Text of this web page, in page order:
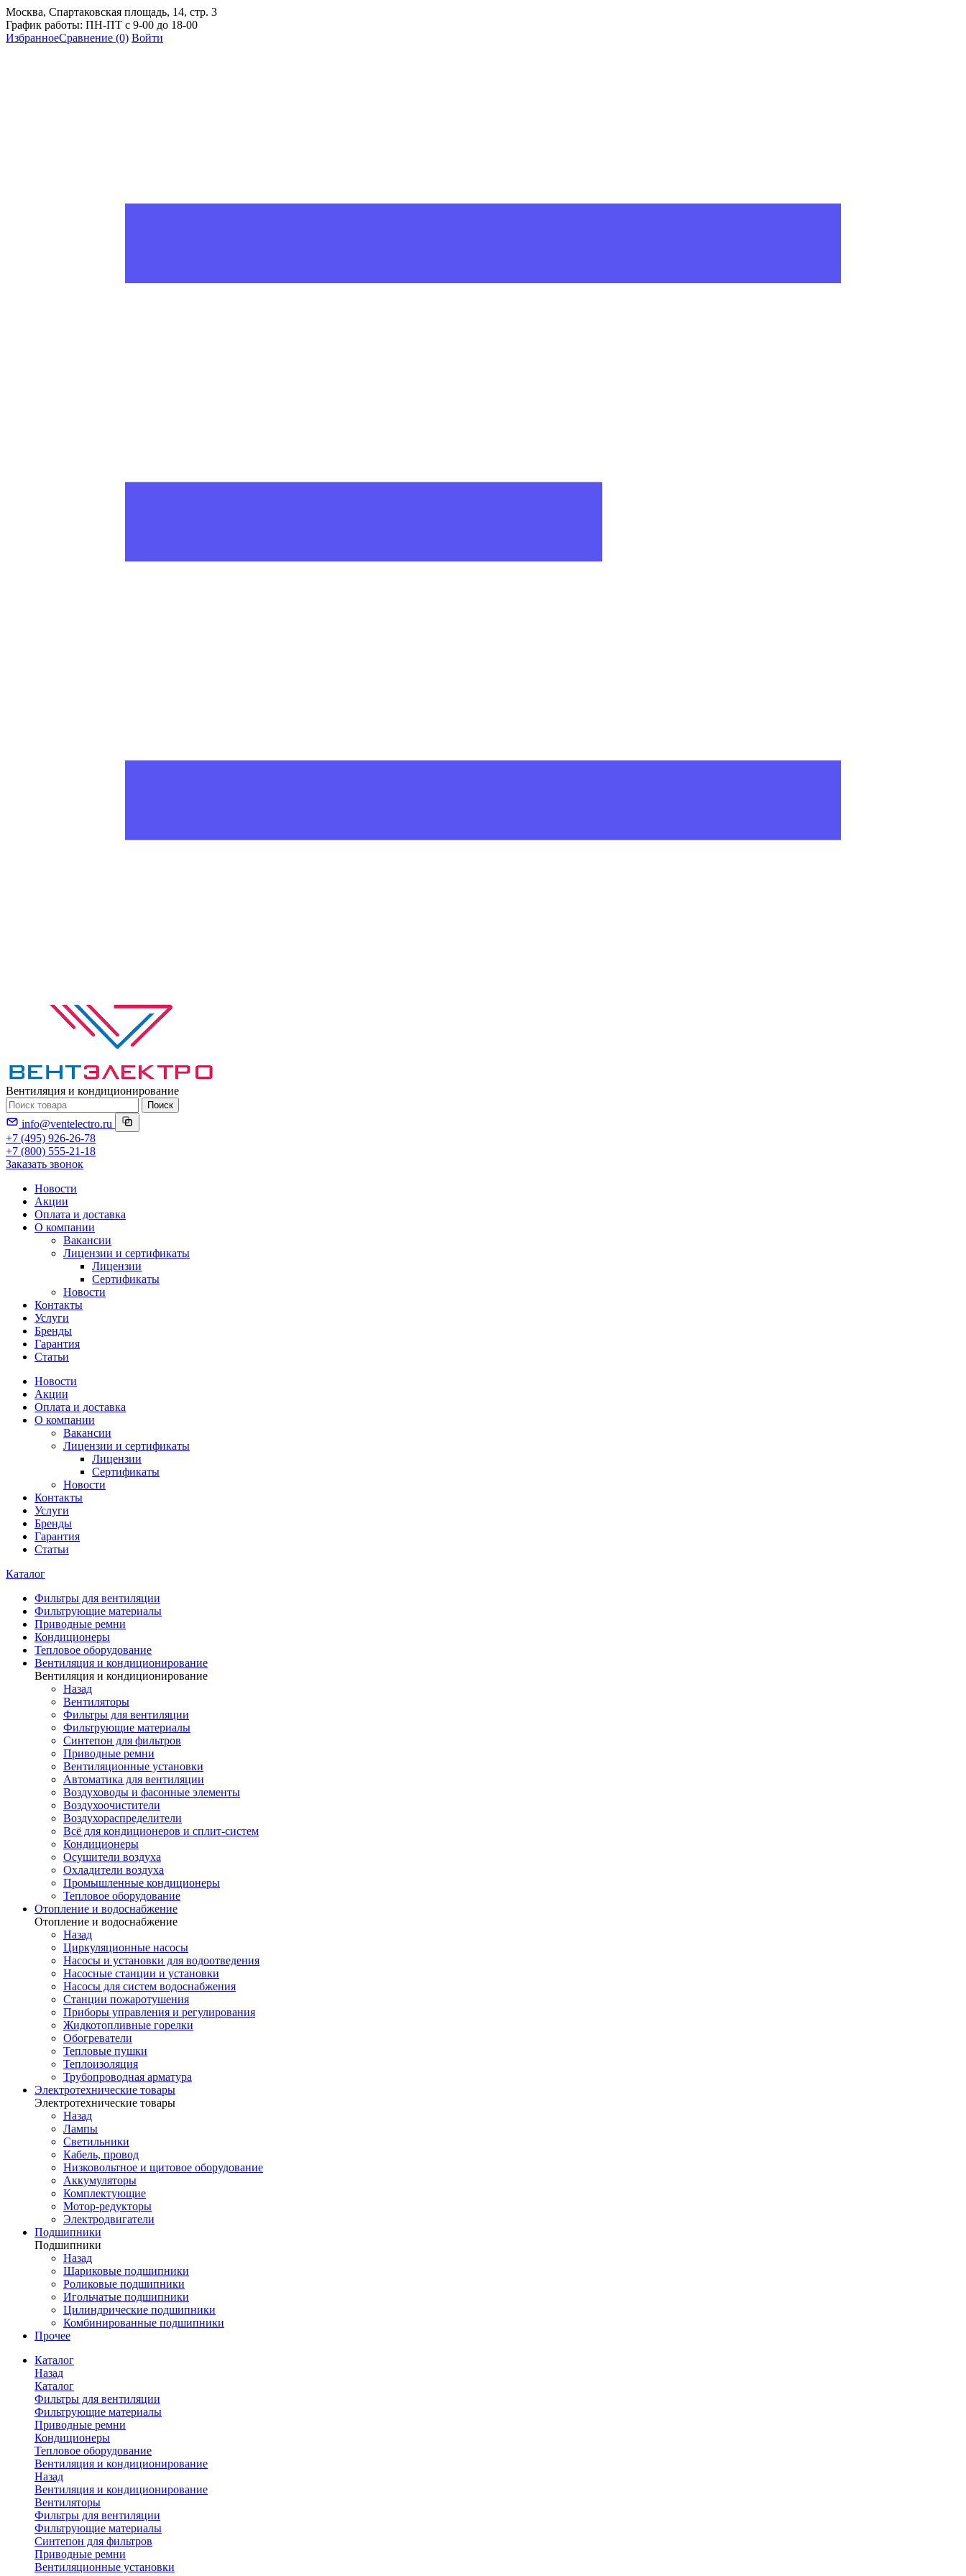
Москва, Спартаковская площадь, 14, стр. 3
График работы: ПН-ПТ с 9-00 до 18-00
ИзбранноеСравнение (0) Войти
Вентиляция и кондиционирование
Поиск
info@ventelectro.ru
+7 (495) 926-26-78
+7 (800) 555-21-18
Заказать звонок
Новости
Акции
Оплата и доставка
О компании
Вакансии
Лицензии и сертификаты
Лицензии
Сертификаты
Новости
Контакты
Услуги
Бренды
Гарантия
Статьи
Новости
Акции
Оплата и доставка
О компании
Вакансии
Лицензии и сертификаты
Лицензии
Сертификаты
Новости
Контакты
Услуги
Бренды
Гарантия
Статьи
Каталог
Фильтры для вентиляции
Фильтрующие материалы
Приводные ремни
Кондиционеры
Тепловое оборудование
Вентиляция и кондиционирование
Вентиляция и кондиционирование
Назад
Вентиляторы
Фильтры для вентиляции
Фильтрующие материалы
Синтепон для фильтров
Приводные ремни
Вентиляционные установки
Автоматика для вентиляции
Воздуховоды и фасонные элементы
Воздухоочистители
Воздухораспределители
Всё для кондиционеров и сплит-систем
Кондиционеры
Осушители воздуха
Охладители воздуха
Промышленные кондиционеры
Тепловое оборудование
Отопление и водоснабжение
Отопление и водоснабжение
Назад
Циркуляционные насосы
Насосы и установки для водоотведения
Насосные станции и установки
Насосы для систем водоснабжения
Станции пожаротушения
Приборы управления и регулирования
Жидкотопливные горелки
Обогреватели
Тепловые пушки
Теплоизоляция
Трубопроводная арматура
Электротехнические товары
Электротехнические товары
Назад
Лампы
Светильники
Кабель, провод
Низковольтное и щитовое оборудование
Аккумуляторы
Комплектующие
Мотор-редукторы
Электродвигатели
Подшипники
Подшипники
Назад
Шариковые подшипники
Роликовые подшипники
Игольчатые подшипники
Цилиндрические подшипники
Комбинированные подшипники
Прочее
Каталог
Назад
Каталог
Фильтры для вентиляции
Фильтрующие материалы
Приводные ремни
Кондиционеры
Тепловое оборудование
Вентиляция и кондиционирование
Назад
Вентиляция и кондиционирование
Вентиляторы
Фильтры для вентиляции
Фильтрующие материалы
Синтепон для фильтров
Приводные ремни
Вентиляционные установки